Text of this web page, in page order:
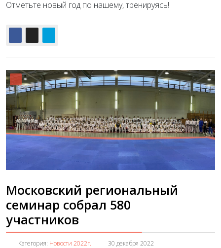
Отметьте новый год по нашему, тренируясь!
Московский региональный
семинар собрал 580
участников
Категория: Новости 2022г.
30 декабря 2022